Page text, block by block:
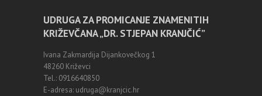
UDRUGA ZA PROMICANJE ZNAMENITIH
KRIŽEVČANA „DR. STJEPAN KRANJČIĆ”
Ivana Zakmardija Dijankovečkog 1
48260 Križevci
Tel.: 0916640850
E-adresa: udruga@kranjcic.hr